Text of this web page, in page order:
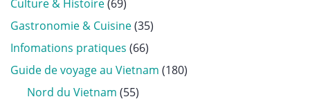
Culture & Histoire(69)
Gastronomie & Cuisine(35)
Infomations pratiques (66)
Guide de voyage au Vietnam (180)
Nord du Vietnam (55)